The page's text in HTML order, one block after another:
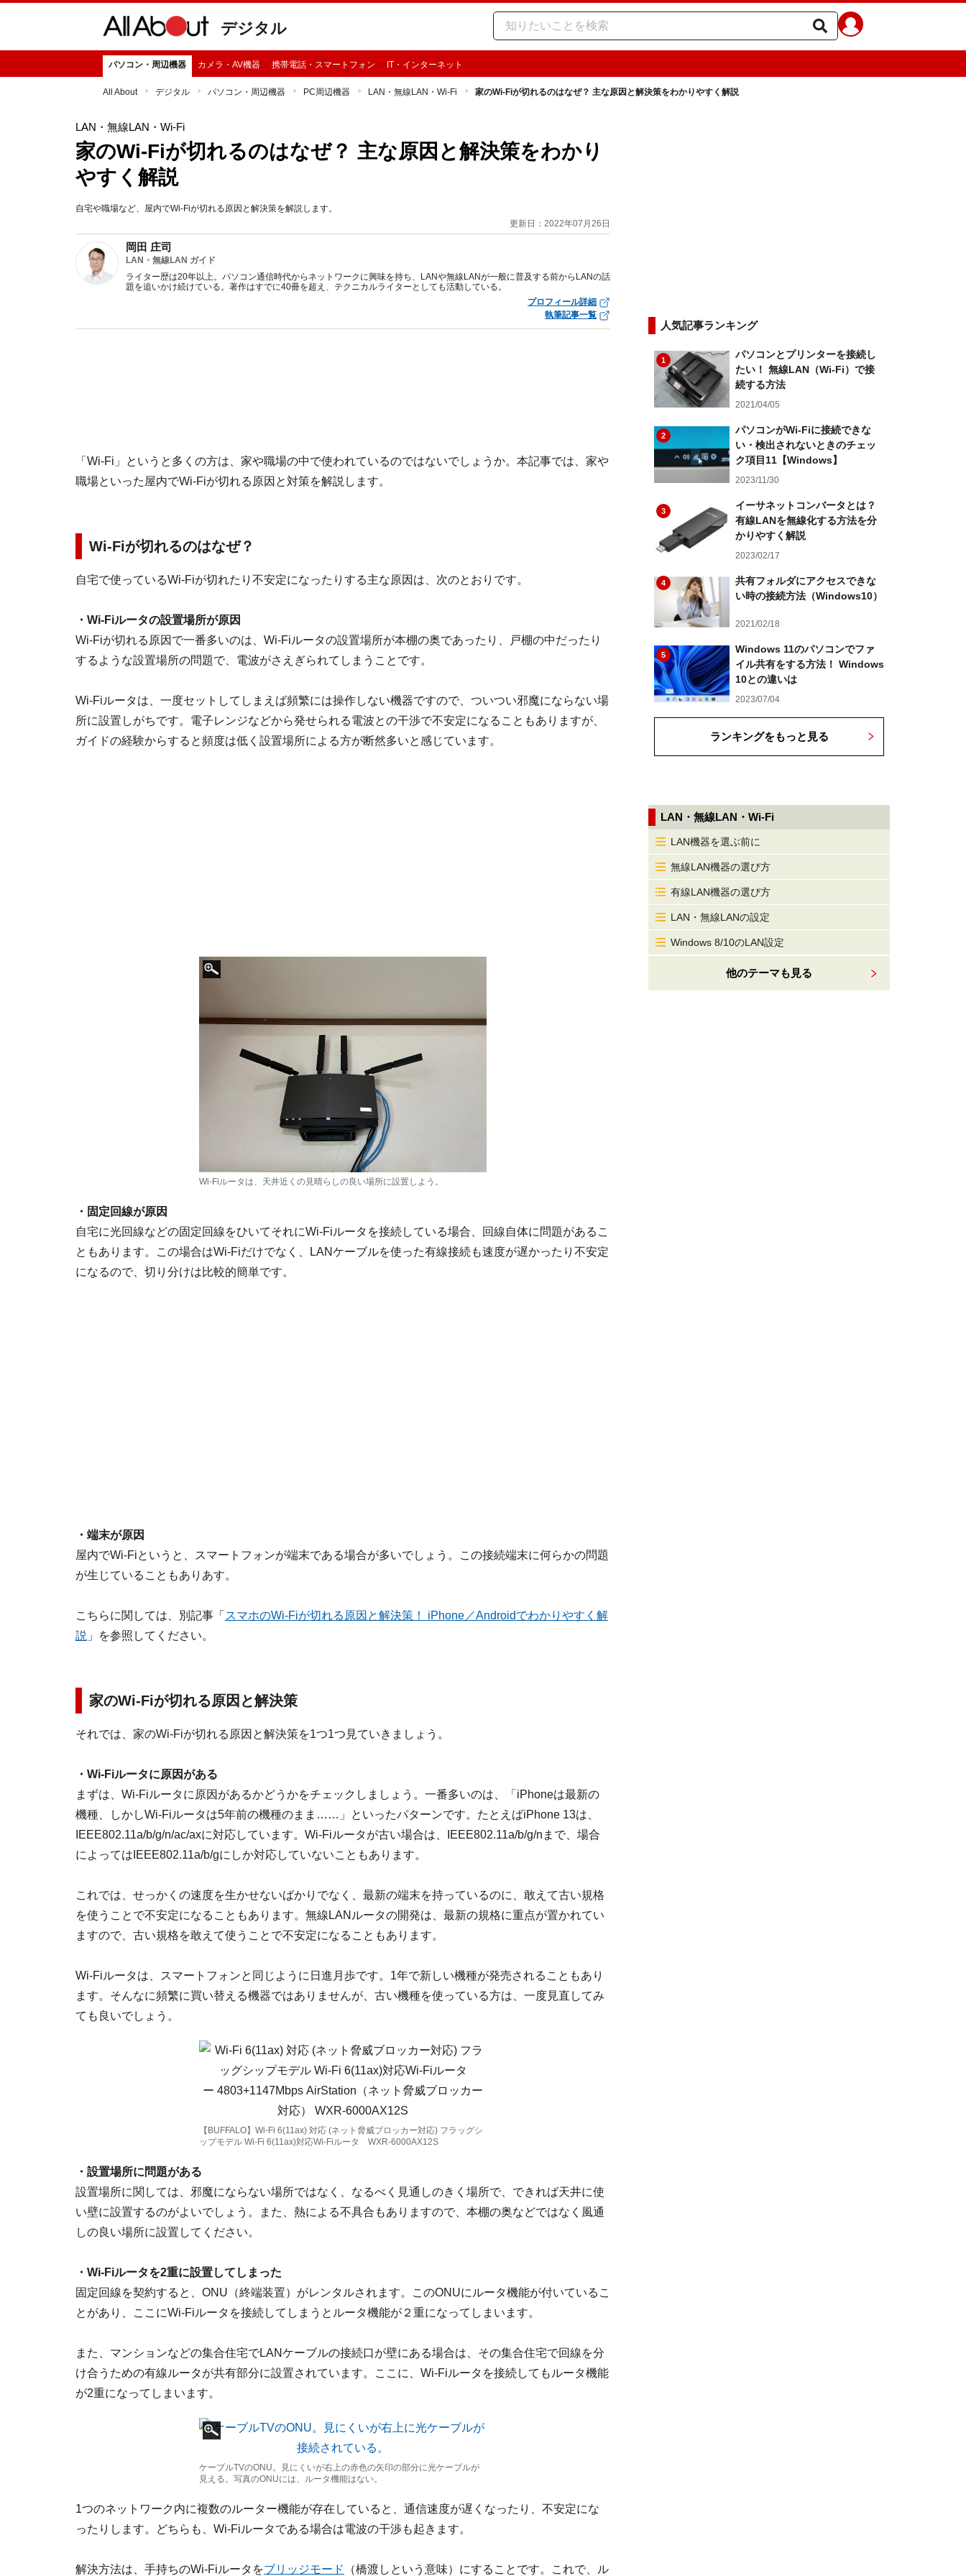
デジタル
パソコン・周辺機器 カメラ・AV機器 携帯電話・スマートフォン IT・インターネット
All About デジタル パソコン・周辺機器 PC周辺機器 LAN・無線LAN・Wi-Fi 家のWi-Fiが切れるのはなぜ？ 主な原因と解決策をわかりやすく解説
LAN・無線LAN・Wi-Fi
家のWi-Fiが切れるのはなぜ？ 主な原因と解決策をわかり
やすく解説
自宅や職場など、屋内でWi-Fiが切れる原因と解決策を解説します。
更新日：2022年07月26日
岡田 庄司
LAN・無線LAN ガイド
ライター歴は20年以上。パソコン通信時代からネットワークに興味を持ち、LANや無線LANが一般に普及する前からLANの話
題を追いかけ続けている。著作はすでに40冊を超え、テクニカルライターとしても活動している。
プロフィール詳細
執筆記事一覧
「Wi-Fi」というと多くの方は、家や職場の中で使われているのではないでしょうか。本記事では、家や
職場といった屋内でWi-Fiが切れる原因と対策を解説します。
Wi-Fiが切れるのはなぜ？
自宅で使っているWi-Fiが切れたり不安定になったりする主な原因は、次のとおりです。
・Wi-Fiルータの設置場所が原因
Wi-Fiが切れる原因で一番多いのは、Wi-Fiルータの設置場所が本棚の奥であったり、戸棚の中だったり
するような設置場所の問題で、電波がさえぎられてしまうことです。
Wi-Fiルータは、一度セットしてしまえば頻繁には操作しない機器ですので、ついつい邪魔にならない場
所に設置しがちです。電子レンジなどから発せられる電波との干渉で不安定になることもありますが、
ガイドの経験からすると頻度は低く設置場所による方が断然多いと感じています。
Wi-Fiルータは、天井近くの見晴らしの良い場所に設置しよう。
・固定回線が原因
自宅に光回線などの固定回線をひいてそれにWi-Fiルータを接続している場合、回線自体に問題があるこ
ともあります。この場合はWi-Fiだけでなく、LANケーブルを使った有線接続も速度が遅かったり不安定
になるので、切り分けは比較的簡単です。
・端末が原因
屋内でWi-Fiというと、スマートフォンが端末である場合が多いでしょう。この接続端末に何らかの問題
が生じていることもありあす。
こちらに関しては、別記事「 スマホのWi-Fiが切れる原因と解決策！ iPhone／Androidでわかりやすく解
説 」を参照してください。
家のWi-Fiが切れる原因と解決策
それでは、家のWi-Fiが切れる原因と解決策を1つ1つ見ていきましょう。
・Wi-Fiルータに原因がある
まずは、Wi-Fiルータに原因があるかどうかをチェックしましょう。一番多いのは、「iPhoneは最新の
機種、しかしWi-Fiルータは5年前の機種のまま……」といったパターンです。たとえばiPhone 13は、
IEEE802.11a/b/g/n/ac/axに対応しています。Wi-Fiルータが古い場合は、IEEE802.11a/b/g/nまで、場合
によってはIEEE802.11a/b/gにしか対応していないこともあります。
これでは、せっかくの速度を生かせないばかりでなく、最新の端末を持っているのに、敢えて古い規格
を使うことで不安定になることもあります。無線LANルータの開発は、最新の規格に重点が置かれてい
ますので、古い規格を敢えて使うことで不安定になることもあります。
Wi-Fiルータは、スマートフォンと同じように日進月歩です。1年で新しい機種が発売されることもあり
ます。そんなに頻繁に買い替える機器ではありませんが、古い機種を使っている方は、一度見直してみ
ても良いでしょう。
【BUFFALO】Wi-Fi 6(11ax) 対応 (ネット脅威ブロッカー対応) フラッグシ
ップモデル Wi-Fi 6(11ax)対応Wi-Fiルータ WXR-6000AX12S
・設置場所に問題がある
設置場所に関しては、邪魔にならない場所ではなく、なるべく見通しのきく場所で、できれば天井に使
い壁に設置するのがよいでしょう。また、熱による不具合もありますので、本棚の奥などではなく風通
しの良い場所に設置してください。
・Wi-Fiルータを2重に設置してしまった
固定回線を契約すると、ONU（終端装置）がレンタルされます。このONUにルータ機能が付いているこ
とがあり、ここにWi-Fiルータを接続してしまうとルータ機能が２重になってしまいます。
また、マンションなどの集合住宅でLANケーブルの接続口が壁にある場合は、その集合住宅で回線を分
け合うための有線ルータが共有部分に設置されています。ここに、Wi-Fiルータを接続してもルータ機能
が2重になってしまいます。
ケーブルTVのONU。見にくいが右上の赤色の矢印の部分に光ケーブルが
見える。写真のONUには、ルータ機能はない。
1つのネットワーク内に複数のルーター機能が存在していると、通信速度が遅くなったり、不安定にな
ったりします。どちらも、Wi-Fiルータである場合は電波の干渉も起きます。
解決方法は、手持ちのWi-Fiルータをブリッジモード （橋渡しという意味）にすることです。これで、ル
人気記事ランキング
1
パソコンとプリンターを接続し
たい！ 無線LAN（Wi-Fi）で接
続する方法
2021/04/05
2
パソコンがWi-Fiに接続できな
い・検出されないときのチェッ
ク項目11【Windows】
2023/11/30
3
イーサネットコンバータとは？
有線LANを無線化する方法を分
かりやすく解説
2023/02/17
4
共有フォルダにアクセスできな
い時の接続方法（Windows10）
2021/02/18
5
Windows 11のパソコンでファ
イル共有をする方法！ Windows
10との違いは
2023/07/04
ランキングをもっと見る
LAN・無線LAN・Wi-Fi
LAN機器を選ぶ前に
無線LAN機器の選び方
有線LAN機器の選び方
LAN・無線LANの設定
Windows 8/10のLAN設定
他のテーマも見る